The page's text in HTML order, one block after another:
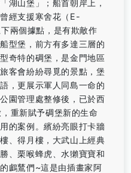
湖山堡」；船首朝岸上，
經支援寒舍花（E-
兩個據點，是有欺敵作
型堡，前方有多達三層的
奇特的碉堡，是金門地區
客會紛紛尋覓的景點，堡
，更展示軍人同島一命的
園管理處整修後，已於西
重新賦予碉堡新的生命
的案例。繽紛亮眼打卡牆
、得月樓，大武山上經典
、栗喉蜂虎、水獺寶寶和
鸕鶿們~這是由插畫家阿